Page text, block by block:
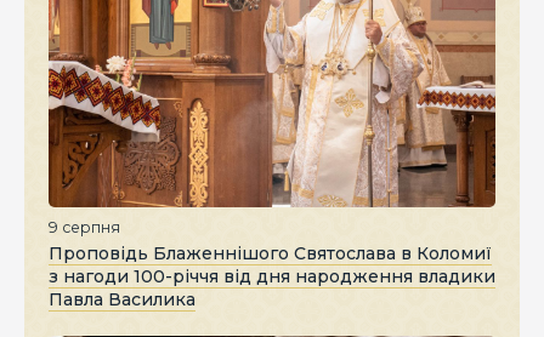
9 серпня
Проповідь Блаженнішого Святослава в Коломиї
з нагоди 100-річчя від дня народження владики
Павла Василика